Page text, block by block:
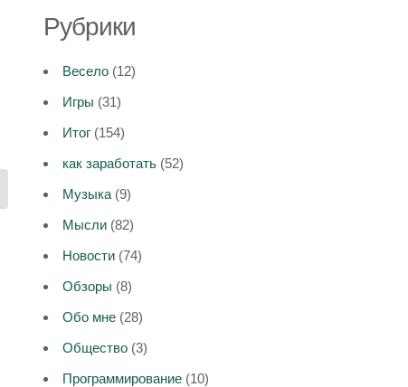
Рубрики
Весело(12)
Игры (31)
Итог(154)
как заработать(52)
Музыка(9)
Мысли(82)
Новости(74)
Обзоры (8)
Обо мне(28)
Общество(3)
Программирование(10)